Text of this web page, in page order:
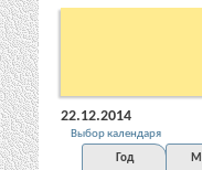
22.12.2014
Выбор календаря
Год